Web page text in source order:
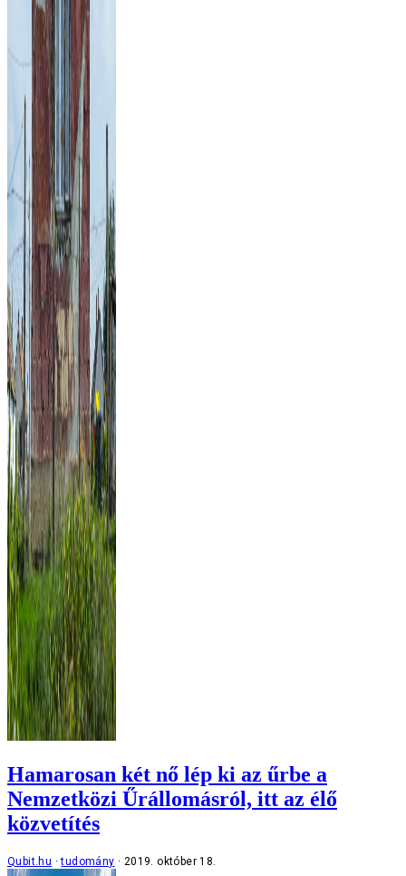
Hamarosan két nő lép ki az űrbe a
Nemzetközi Űrállomásról, itt az élő
közvetítés
Qubit.hu tudomány 2019. október 18.